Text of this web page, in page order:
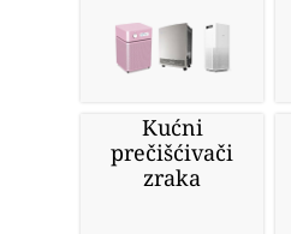
Kućni
prečišćivači
zraka